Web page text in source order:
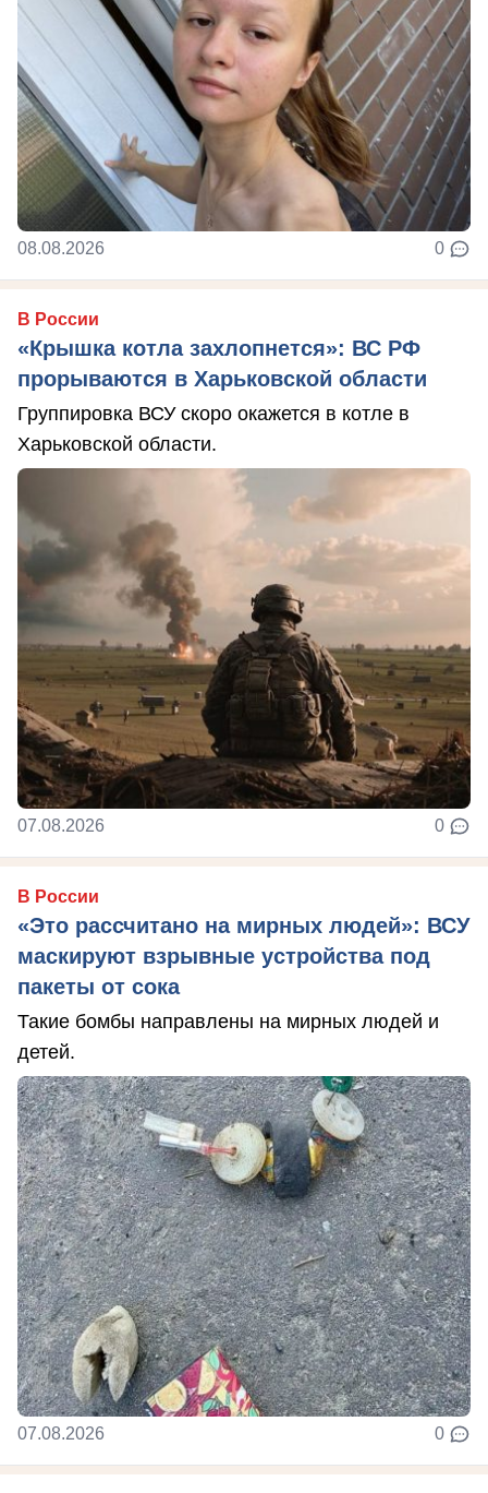
08.08.2026 0
В России
«Крышка котла захлопнется»: ВС РФ
прорываются в Харьковской области
Группировка ВСУ скоро окажется в котле в
Харьковской области.
07.08.2026 0
В России
«Это рассчитано на мирных людей»: ВСУ
маскируют взрывные устройства под
пакеты от сока
Такие бомбы направлены на мирных людей и
детей.
07.08.2026 0